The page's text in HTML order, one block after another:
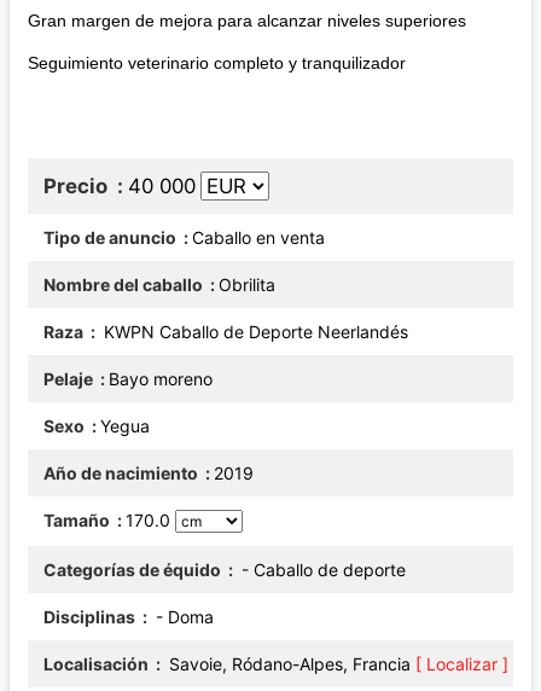
Gran margen de mejora para alcanzar niveles superiores
Seguimiento veterinario completo y tranquilizador
Precio 40 000
Tipo de anuncio Caballo en venta
Nombre del caballo Obrilita
Raza KWPN Caballo de Deporte Neerlandés
Pelaje Bayo moreno
Sexo Yegua
Año de nacimiento 2019
Tamaño 170.0
Categorías de équido - Caballo de deporte
Disciplinas - Doma
Localisación Savoie, Ródano-Alpes, Francia [ Localizar ]